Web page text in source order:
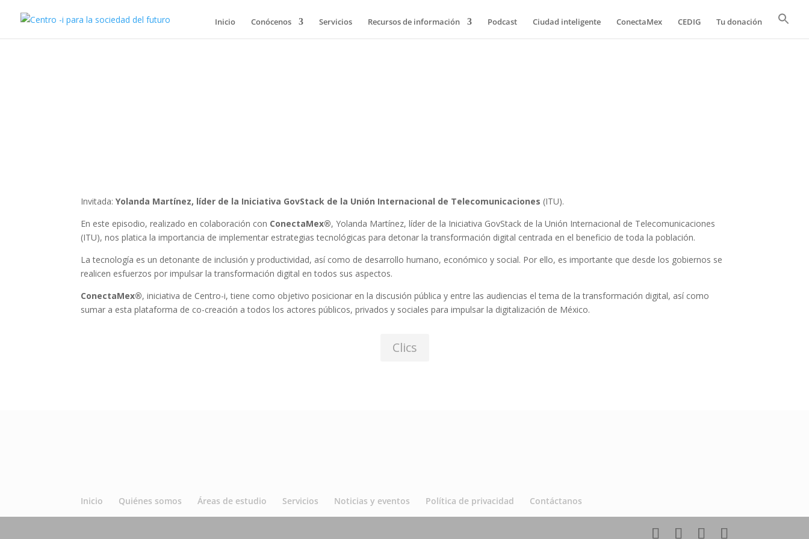
Inicio Conócenos Servicios Recursos de información Podcast Ciudad inteligente ConectaMex CEDIG Tu donación
Invitada:Yolanda Martínez, líder de la Iniciativa GovStack de la Unión Internacional de Telecomunicaciones (ITU).
En este episodio, realizado en colaboración con ConectaMex®, Yolanda Martínez, líder de la Iniciativa GovStack de la Unión Internacional de Telecomunicaciones
(ITU), nos platica la importancia de implementar estrategias tecnológicas para detonar la transformación digital centrada en el beneficio de toda la población.
La tecnología es un detonante de inclusión y productividad, así como de desarrollo humano, económico y social. Por ello, es importante que desde los gobiernos se
realicen esfuerzos por impulsar la transformación digital en todos sus aspectos.
ConectaMex®, iniciativa de Centro-i, tiene como objetivo posicionar en la discusión pública y entre las audiencias el tema de la transformación digital, así como
sumar a esta plataforma de co-creación a todos los actores públicos, privados y sociales para impulsar la digitalización de México.
Clics
Inicio Quiénes somos Áreas de estudio Servicios Noticias y eventos Política de privacidad Contáctanos